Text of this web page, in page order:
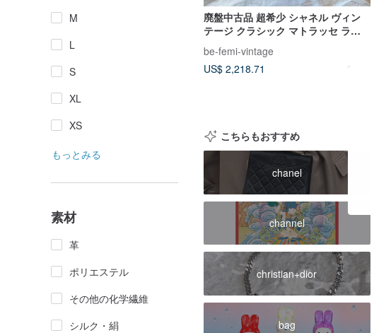
M
L
S
XL
XS
もっとみる
素材
革
ポリエステル
その他の化学繊維
シルク・絹
廃盤中古品 超希少 シャネル ヴィン
テージ クラシック マトラッセ ラム
スキン ショルダーバッグ
be-femi-vintage
US$ 2,218.71
こちらもおすすめ
chanel
channel
christian+dior
bag